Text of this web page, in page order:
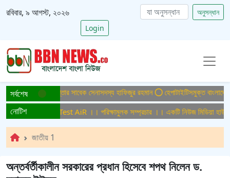
রবিবার, ৯ আগস্ট, ২০২৬
অনুসন্ধান
Login
সর্বশেষ
ফের গ্রেপ্তার সাবেক সেনাসদস্য হাফিজুর রহমান হেপাটাইটিসমুক্ত বাংলাদেশ গড়ে
নোটিশ।। Test AiR ।। পরিক্ষামুলক সম্প্রচার ।। একটি নিউজ মিডিয়া হাউজের
জাতীয় 1
অন্তর্বর্তীকালীন সরকারের প্রধান হিসেবে শপথ নিলেন ড.